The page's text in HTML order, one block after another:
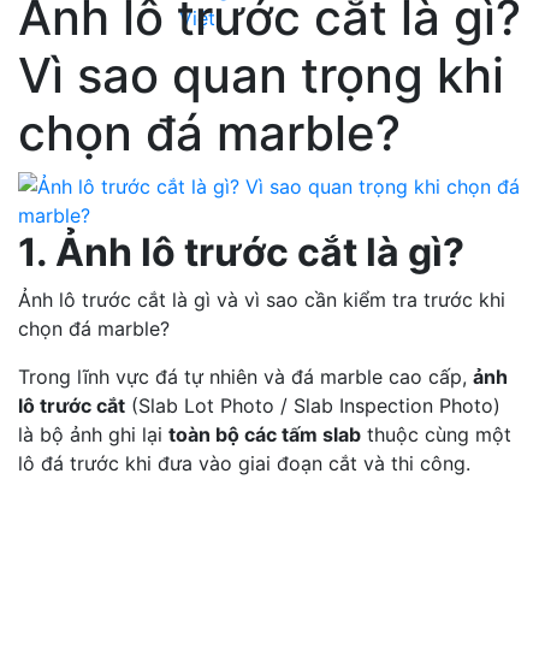
Ảnh lô trước cắt là gì?
Vì sao quan trọng khi
chọn đá marble?
1. Ảnh lô trước cắt là gì?
Ảnh lô trước cắt là gì và vì sao cần kiểm tra trước khi
chọn đá marble?
Trong lĩnh vực đá tự nhiên và đá marble cao cấp, ảnh
lô trước cắt (Slab Lot Photo / Slab Inspection Photo)
là bộ ảnh ghi lại toàn bộ các tấm slab thuộc cùng một
lô đá trước khi đưa vào giai đoạn cắt và thi công.